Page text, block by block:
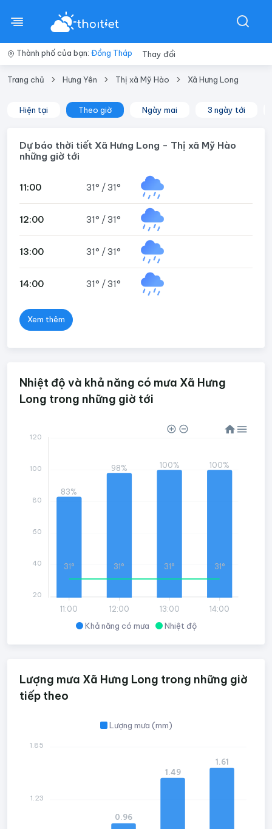
Thành phố của bạn: Đồng Tháp Thay đổi
Trang chủ Hưng Yên Thị xã Mỹ Hào Xã Hưng Long
Hiện tại Theo giờ Ngày mai 3 ngày tới
Dự báo thời tiết Xã Hưng Long - Thị xã Mỹ Hào
những giờ tới
11:00 31° /31°
12:00 31° /31°
13:00 31° /31°
14:00 31° /31°
Xem thêm
Nhiệt độ và khả năng có mưa Xã Hưng
Long trong những giờ tới
Khả năng có mưa Nhiệt độ
11:00 12:00 13:00 14:00
83%
98% 100% 100%
31° 31° 31° 31°
120
100
80
60
40
20
Lượng mưa Xã Hưng Long trong những giờ
tiếp theo
Lượng mưa (mm)
0.96
1.49
1.61
1.85
1.23